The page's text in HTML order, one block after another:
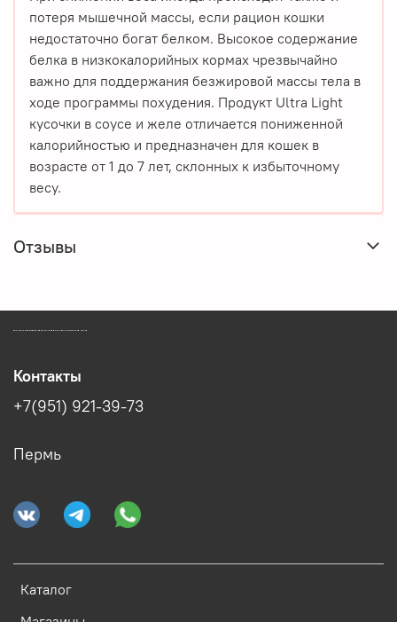
потеря мышечной массы, если рацион кошки
недостаточно богат белком. Высокое содержание
белка в низкокалорийных кормах чрезвычайно
важно для поддержания безжировой массы тела в
ходе программы похудения. Продукт Ultra Light
кусочки в соусе и желе отличается пониженной
калорийностью и предназначен для кошек в
возрасте от 1 до 7 лет, склонных к избыточному
весу.
Отзывы
Каталог
Контакты
+7(951) 921-39-73
Пермь